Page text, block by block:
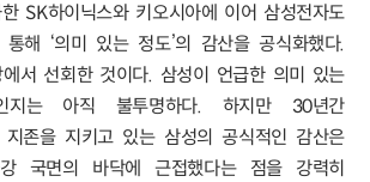
SK하이닉스와 키오시아에 이어 삼성전자도
해 ‘의미 있는 정도’의 감산을 공식화했다.
서 선회한 것이다. 삼성이 언급한 의미 있는
지는 아직 불투명하다. 하지만 30년간
지존을 지키고 있는 삼성의 공식적인 감산은
국면의 바닥에 근접했다는 점을 강력히